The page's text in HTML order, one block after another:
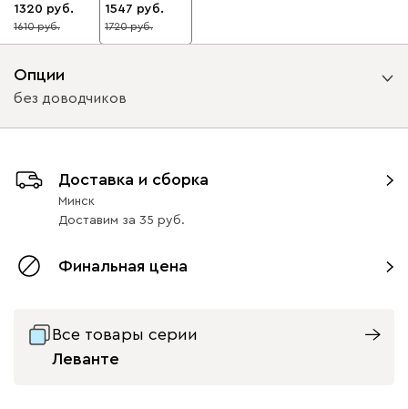
1320
18
1610
1547
10
1720
Опции
без доводчиков
с доводчиками без доводчиков
Доставка и сборка
Минск
Доставим за 35
Финальная цена
Все товары серии
Леванте